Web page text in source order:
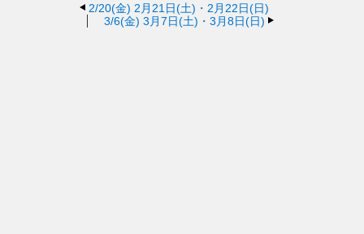
2/20(金) 2月21日(土)・2月22日(日)
3/6(金) 3月7日(土)・3月8日(日)